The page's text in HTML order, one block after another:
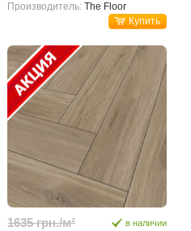
Производитель: The Floor
Купить
1635 грн./м²
в наличии